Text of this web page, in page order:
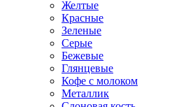
Желтые
Красные
Зеленые
Серые
Бежевые
Глянцевые
Кофе с молоком
Металлик